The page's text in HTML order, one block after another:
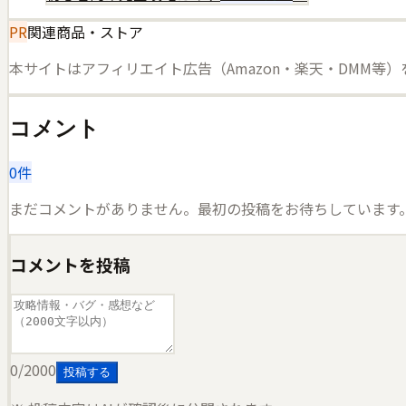
PR関連商品・ストア
本サイトはアフィリエイト広告（Amazon・楽天・DMM等）
コメント
0件
まだコメントがありません。最初の投稿をお待ちしています。
コメントを投稿
0/2000 投稿する